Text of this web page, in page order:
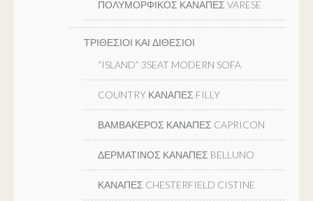
ΠΟΛΥΜΟΡΦΙΚΟΣ ΚΑΝΑΠΕΣ VARESE
ΤΡΙΘΕΣΙΟΙ ΚΑΙ ΔΙΘΕΣΙΟΙ
“ISLAND” 3SEAT MODERN SOFA
COUNTRY ΚΑΝΑΠΕΣ FILLY
ΒΑΜΒΑΚΕΡΟΣ ΚΑΝΑΠΕΣ CAPRICON
ΔΕΡΜΑΤΙΝΟΣ ΚΑΝΑΠΕΣ BELLUNO
ΚΑΝΑΠΕΣ CHESTERFIELD CISTINE